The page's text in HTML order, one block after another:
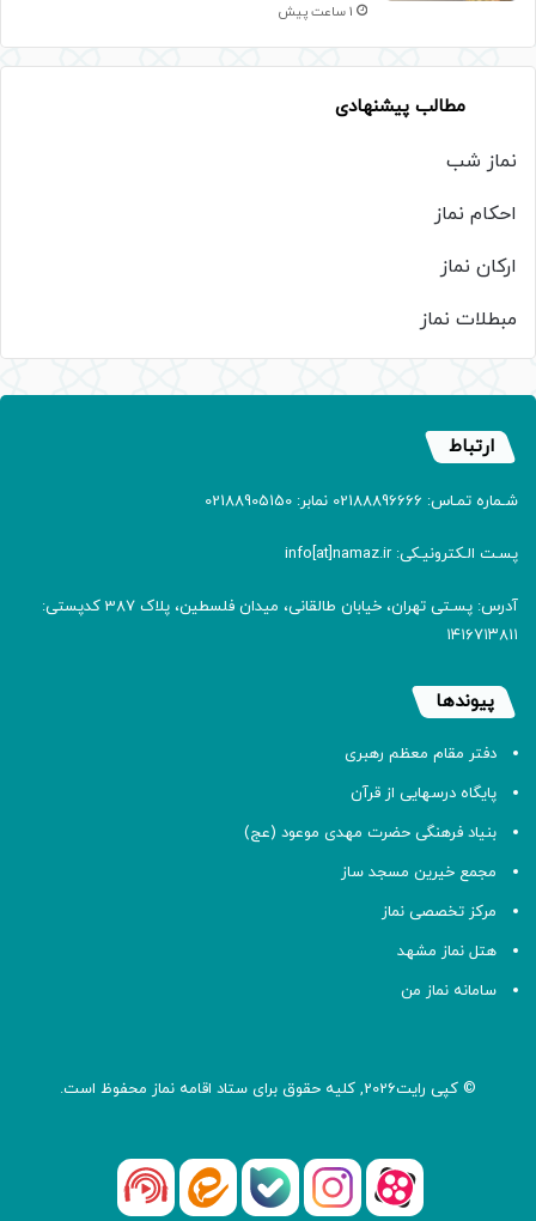
1 ساعت پیش
مطالب پیشنهادی
نماز شب
احکام نماز
ارکان نماز
مبطلات نماز
ارتباط
شـماره تمـاس: 02188896666 نمابر: 02188905150
پسـت الـکترونیـکی: info[at]namaz.ir
آدرس: پسـتی تهران، خیابان طالقانی، میدان فلسطین، پلاک 387 کدپستی:
۱۴۱۶۷۱۳۸۱۱
پیوندها
دفتر مقام معظم رهبری
پایگاه درسهایی از قرآن
بنیاد فرهنگی حضرت مهدی موعود (عج)
مجمع خیرین مسجد ساز
مرکز تخصصی نماز
هتل نماز مشهد
سامانه نماز من
© کپی رایت2026, کلیه حقوق برای ستاد اقامه نماز محفوظ است.
آپارات اینستاگرام
بله ایتا